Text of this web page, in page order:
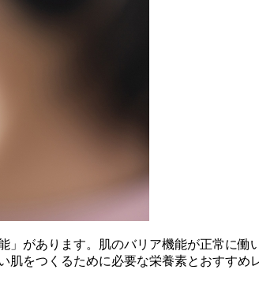
があります。肌のバリア機能が正常に
をつくるために必要な栄養素とおすすめ